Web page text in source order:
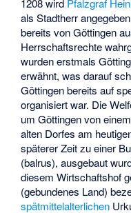
als Stadtherr
bereits von Göttingen
Herrschaftsrechte
wurden erstmals
erwähnt, was darauf
Göttingen bereits auf
organisiert war. Die
um Göttingen von
alten Dorfes am
späterer Zeit zu einer
(balrus), ausgebaut
diesem Wirtschaftshof
(gebundenes Land)
spätmittelalterlichen